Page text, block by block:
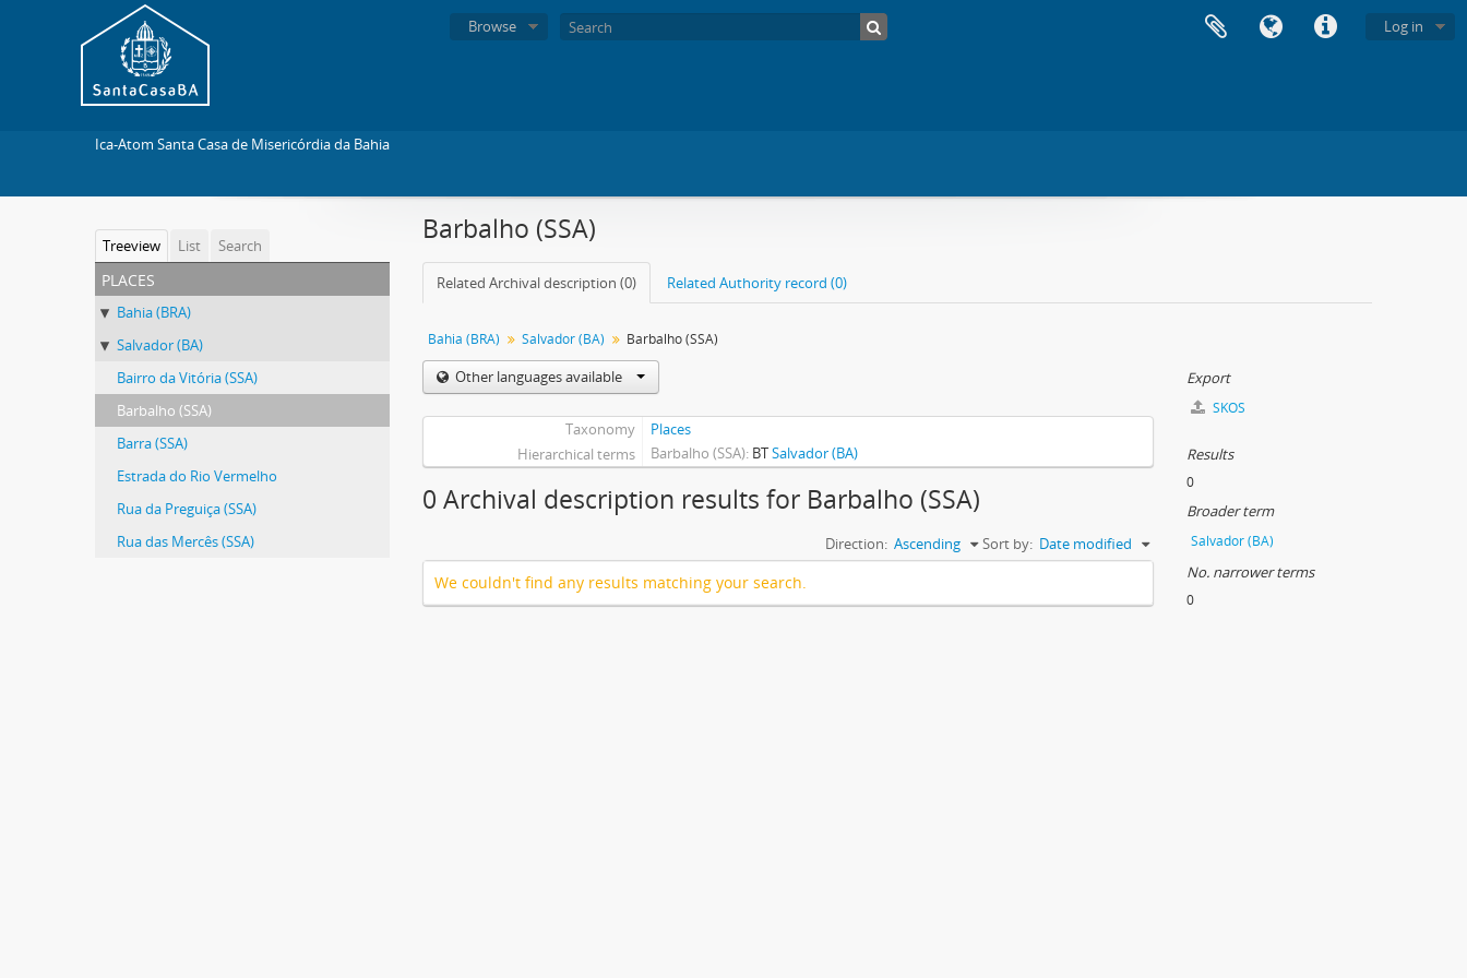
Log in
Browse
Ica-Atom Santa Casa de Misericórdia da Bahia
Treeview List Search
places
Bahia (BRA)
Salvador (BA)
Bairro da Vitória (SSA)
Barbalho (SSA)
Barra (SSA)
Estrada do Rio Vermelho
Rua da Preguiça (SSA)
Rua das Mercês (SSA)
Barbalho (SSA)
Related Archival description (0) Related Authority record (0)
Bahia (BRA) Salvador (BA) Barbalho (SSA)
Other languages available
Taxonomy
Places
Hierarchical terms
Barbalho (SSA) BTSalvador (BA)
0 Archival description results for Barbalho (SSA)
Sort by: Date modified
Direction: Ascending
We couldn't find any results matching your search.
Export
SKOS
Results
0
Broader term
Salvador (BA)
No. narrower terms
0